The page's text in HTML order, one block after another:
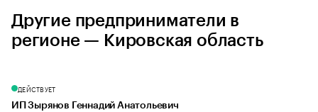
Другие предприниматели в
регионе — Кировская область
ДЕЙСТВУЕТ
ИП Зырянов Геннадий Анатольевич